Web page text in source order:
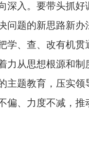
深入。要带头抓好
问题的新思路新办
学、查、改有机贯
力从思想根源和制
主题教育，压实领
偏、力度不减，推